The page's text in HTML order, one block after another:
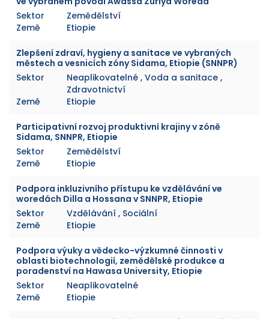
Sektor
Zemědělství
Země
Etiopie
Zlepšení zdraví, hygieny a sanitace ve vybraných
městech a vesnicích zóny Sidama, Etiopie (SNNPR)
Sektor
Neaplikovatelné , Voda a sanitace ,
Zdravotnictví
Země
Etiopie
Participativní rozvoj produktivní krajiny v zóně
Sidama, SNNPR, Etiopie
Sektor
Zemědělství
Země
Etiopie
Podpora inkluzivního přístupu ke vzdělávání ve
woredách Dilla a Hossana v SNNPR, Etiopie
Sektor
Vzdělávání , Sociální
Země
Etiopie
Podpora výuky a vědecko-výzkumné činnosti v
oblasti biotechnologií, zemědělské produkce a
poradenství na Hawasa University, Etiopie
Sektor
Neaplikovatelné
Země
Etiopie